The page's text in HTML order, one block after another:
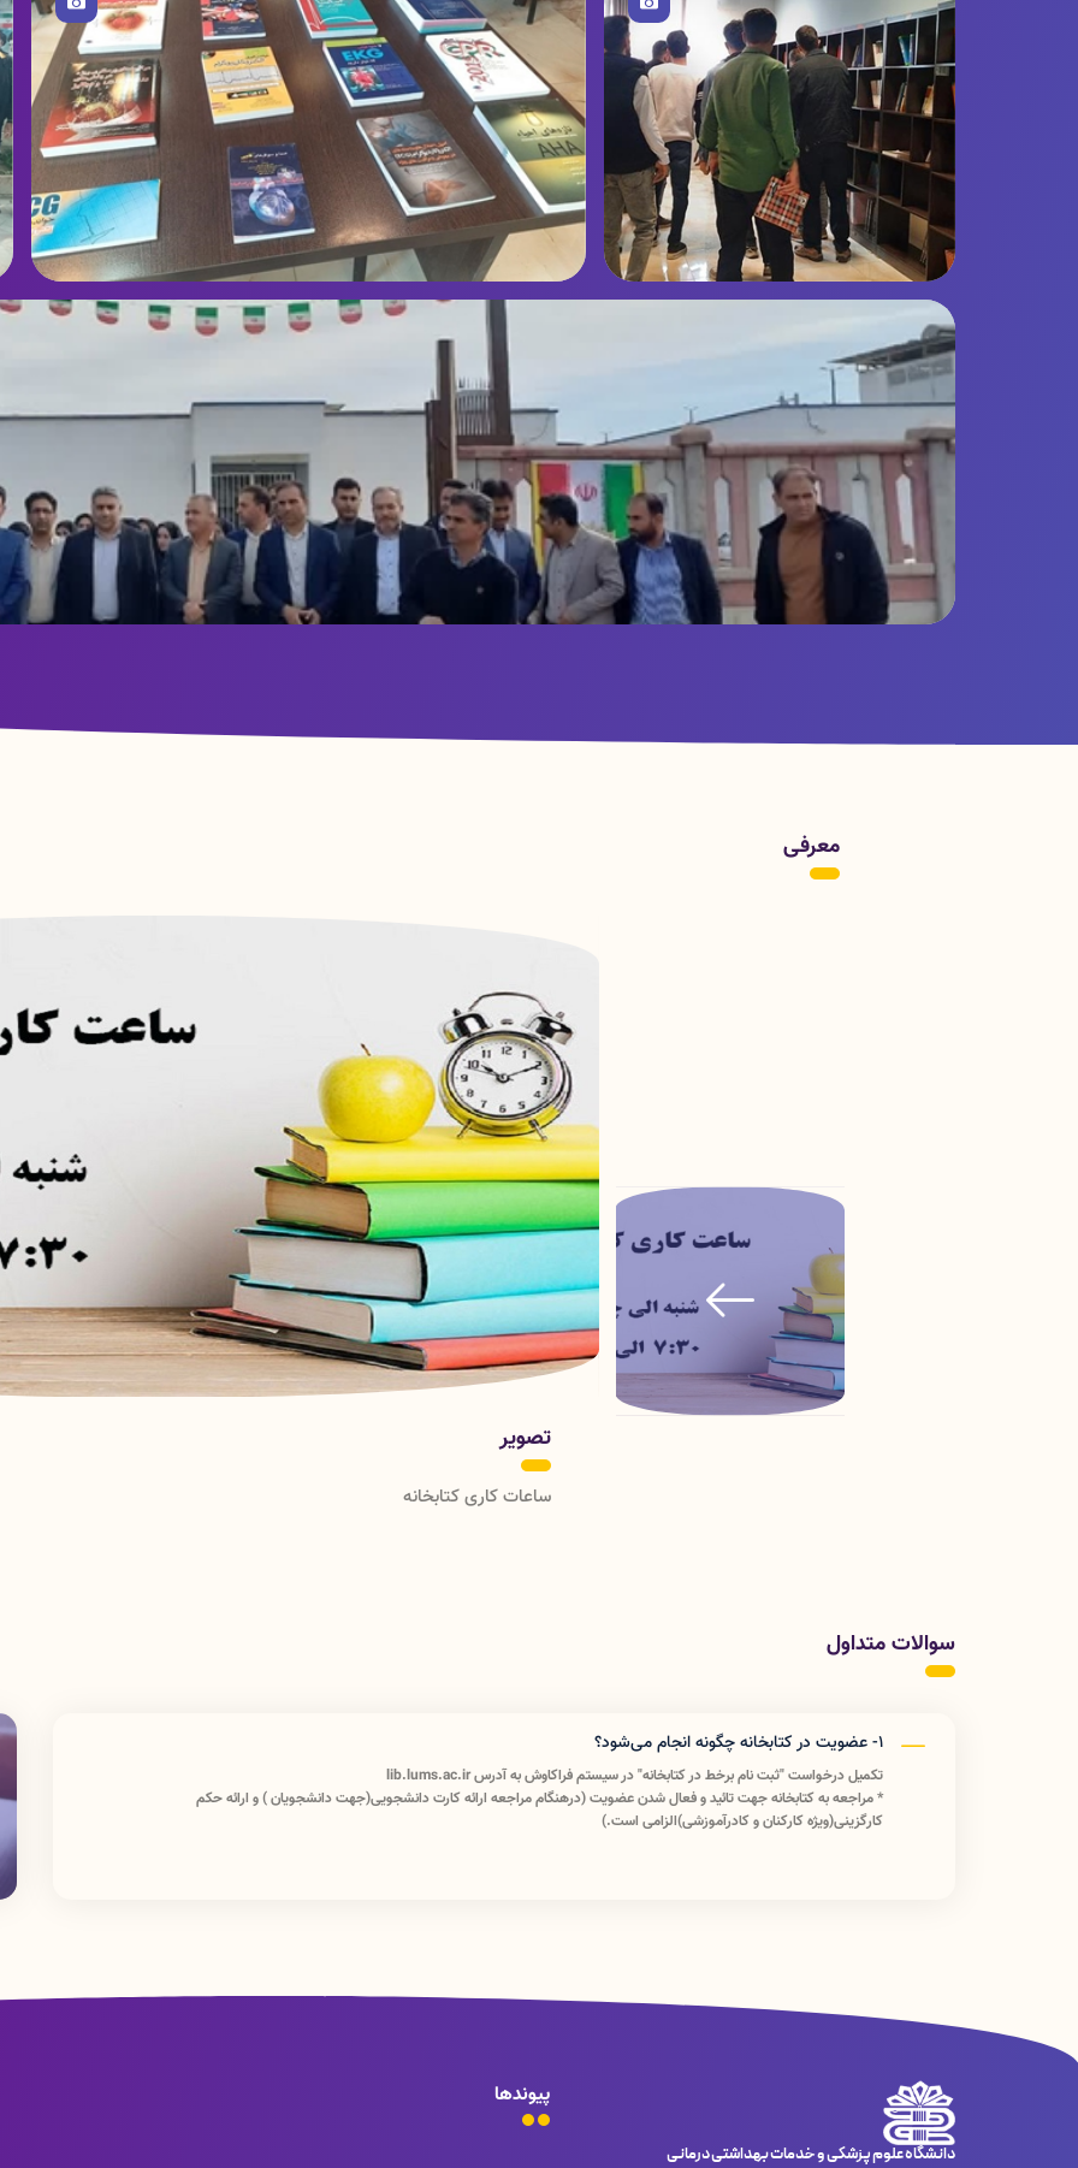
عکس کتابخانه
تصویر
معرفی
تصویر
ساعات کاری کتابخانه
سوالات متداول
1- عضویت در کتابخانه چگونه انجام می‌شود؟
تکمیل درخواست "ثبت نام برخط در کتابخانه" در سیستم فراکاوش به آدرس lib.lums.ac.ir
* مراجعه به کتابخانه جهت تائید و فعال شدن عضویت (درهنگام مراجعه ارائه کارت دانشجویی(جهت دانشجویان ) و ارائه حکم
کارگزینی(ویژه کارکنان و کادرآموزشی)الزامی است.)
دانشگاه علوم پزشکی و خدمات بهداشتی درمانی
پیوندها